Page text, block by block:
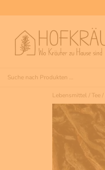
Lebensmittel / Tee/